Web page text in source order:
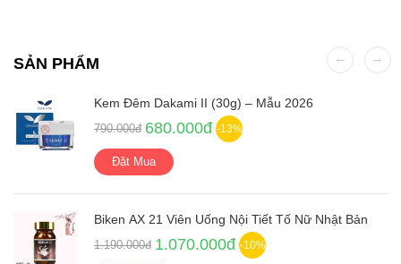
SẢN PHẨM
Kem Đêm Dakami II (30g) – Mẫu 2026
790.000đ 680.000đ -13%
Đặt Mua
Biken AX 21 Viên Uống Nội Tiết Tố Nữ Nhật Bản
1.190.000đ 1.070.000đ -10%